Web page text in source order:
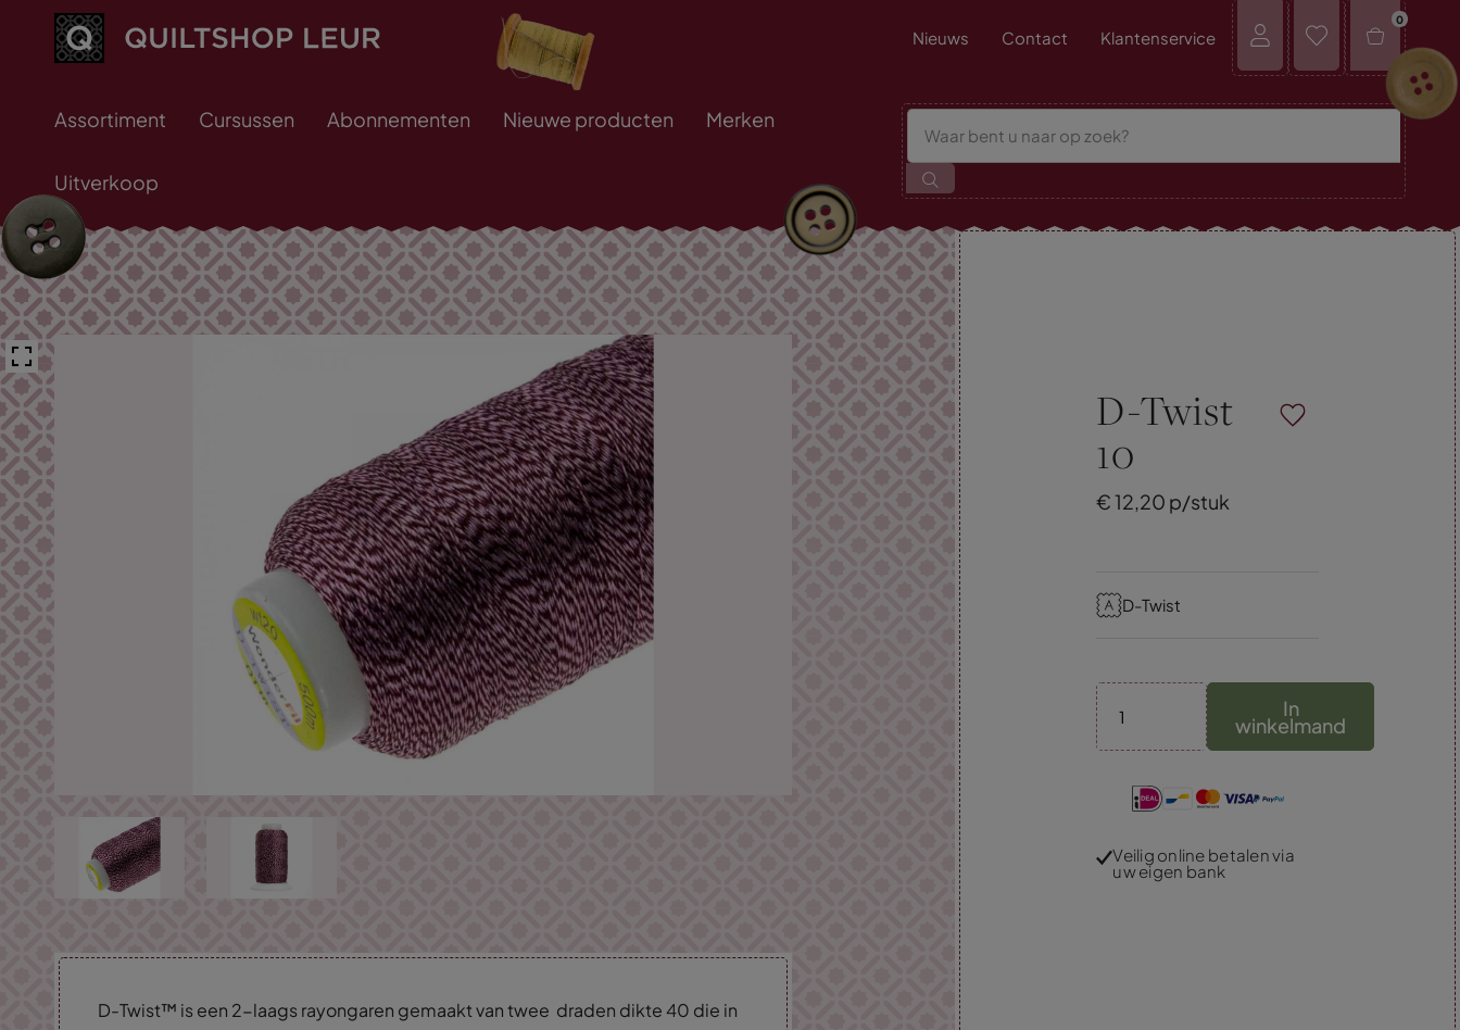
Nieuws Contact Klantenservice
0
Assortiment Cursussen Abonnementen Nieuwe producten Merken
Uitverkoop
D-Twist™ is een 2-laags rayongaren gemaakt van twee draden dikte 40 die in
D-Twist
10
€12,20 p/stuk
D-Twist
In
winkelmand
Veilig online betalen via
uw eigen bank